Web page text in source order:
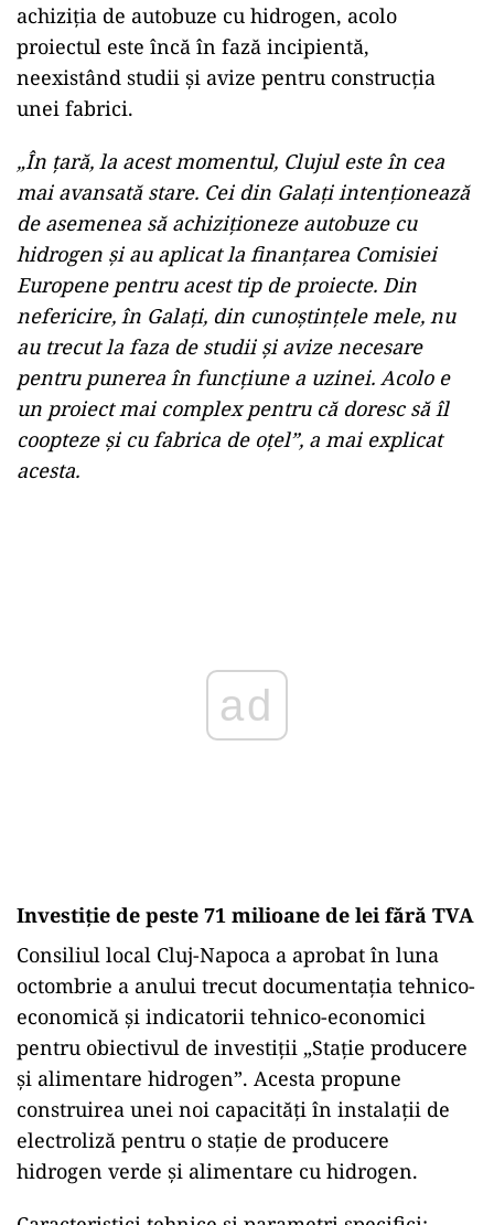
achiziția de autobuze cu hidrogen, acolo
proiectul este încă în fază incipientă,
neexistând studii și avize pentru construcția
unei fabrici.
„În țară, la acest momentul, Clujul este în cea
mai avansată stare. Cei din Galați intenționează
de asemenea să achiziționeze autobuze cu
hidrogen și au aplicat la finanțarea Comisiei
Europene pentru acest tip de proiecte. Din
nefericire, în Galați, din cunoștințele mele, nu
au trecut la faza de studii și avize necesare
pentru punerea în funcțiune a uzinei. Acolo e
un proiect mai complex pentru că doresc să îl
coopteze și cu fabrica de oțel”, a mai explicat
acesta.
ad
Investiție de peste 71 milioane de lei fără TVA
Consiliul local Cluj-Napoca a aprobat în luna
octombrie a anului trecut documentația tehnico-
economică și indicatorii tehnico-economici
pentru obiectivul de investiţii „Stație producere
şi alimentare hidrogen”. Acesta propune
construirea unei noi capacităţi în instalații de
electroliză pentru o stație de producere
hidrogen verde şi alimentare cu hidrogen.